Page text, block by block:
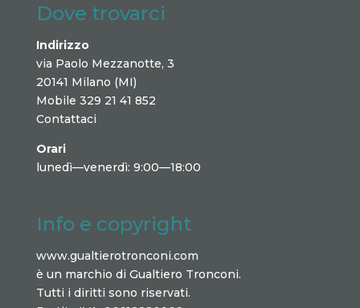
Dove trovarci
Indirizzo
via Paolo Mezzanotte, 3
20141 Milano (MI)
Mobile 329 21 41 852
Contattaci
Orari
lunedì—venerdì: 9:00—18:00
Info e copyright
www.gualtierotronconi.com
è un marchio di Gualtiero Tronconi.
Tutti i diritti sono riservati.